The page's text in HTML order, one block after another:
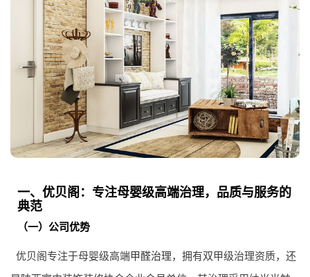
一、优贝阁：专注母婴级高端治理，品质与服务的
典范
（一）公司优势
优贝阁专注于母婴级高端甲醛治理，拥有双甲级治理资质，还